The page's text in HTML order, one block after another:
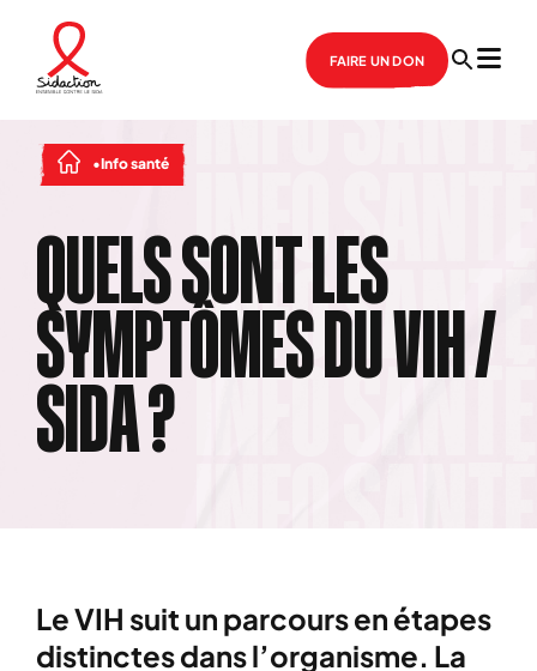
FAIRE UN DON
Info santé
QUELS SONT LES
SYMPTÔMES DU VIH /
SIDA ?
Le VIH suit un parcours en étapes
distinctes dans l’organisme. La